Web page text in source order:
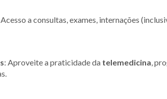
Acesso a consultas, exames, internações
: Aproveite a praticidade da telemedicina,